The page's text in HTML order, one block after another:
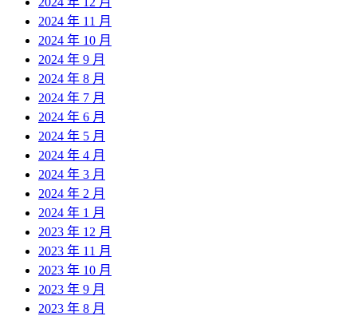
2024 年 11 月
2024 年 10 月
2024 年 9 月
2024 年 8 月
2024 年 7 月
2024 年 6 月
2024 年 5 月
2024 年 4 月
2024 年 3 月
2024 年 2 月
2024 年 1 月
2023 年 12 月
2023 年 11 月
2023 年 10 月
2023 年 9 月
2023 年 8 月